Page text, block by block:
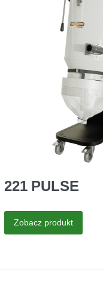
221 PULSE
Zobacz produkt